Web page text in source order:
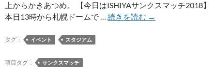
上からかきあつめ。 【今日はISHIYAサンクスマッチ2018】
本日13時から札幌ドームで … 続きを読む C
→
タグ： イベント スタジアム
項目タグ： サンクスマッチ